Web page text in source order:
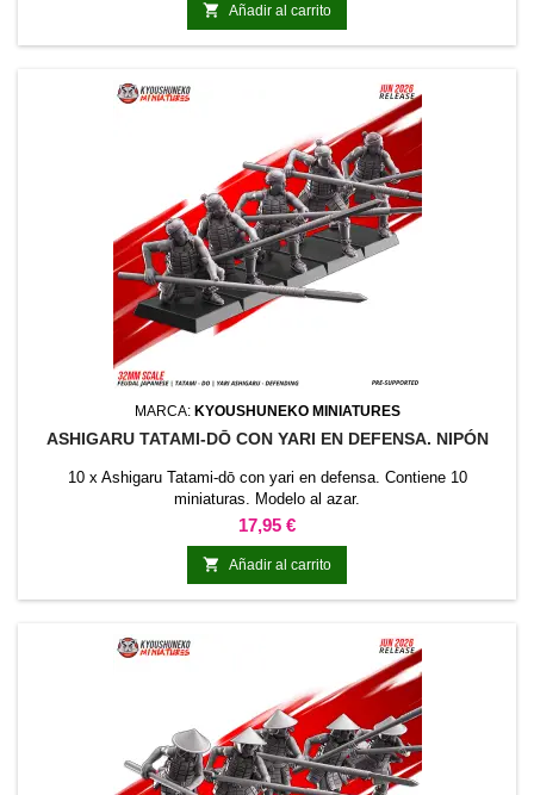
 Añadir al carrito
MARCA: KYOUSHUNEKO MINIATURES
ASHIGARU TATAMI-DŌ CON YARI EN DEFENSA. NIPÓN
10 x Ashigaru Tatami-dō con yari en defensa. Contiene 10
miniaturas. Modelo al azar.
Precio
17,95 €
 Añadir al carrito